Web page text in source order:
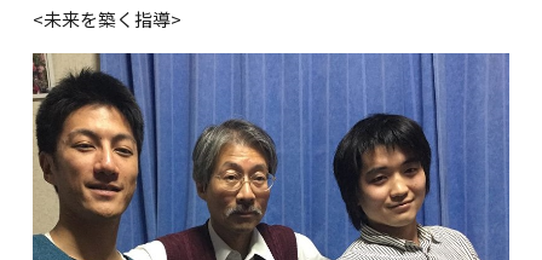
<未来を築く指導>